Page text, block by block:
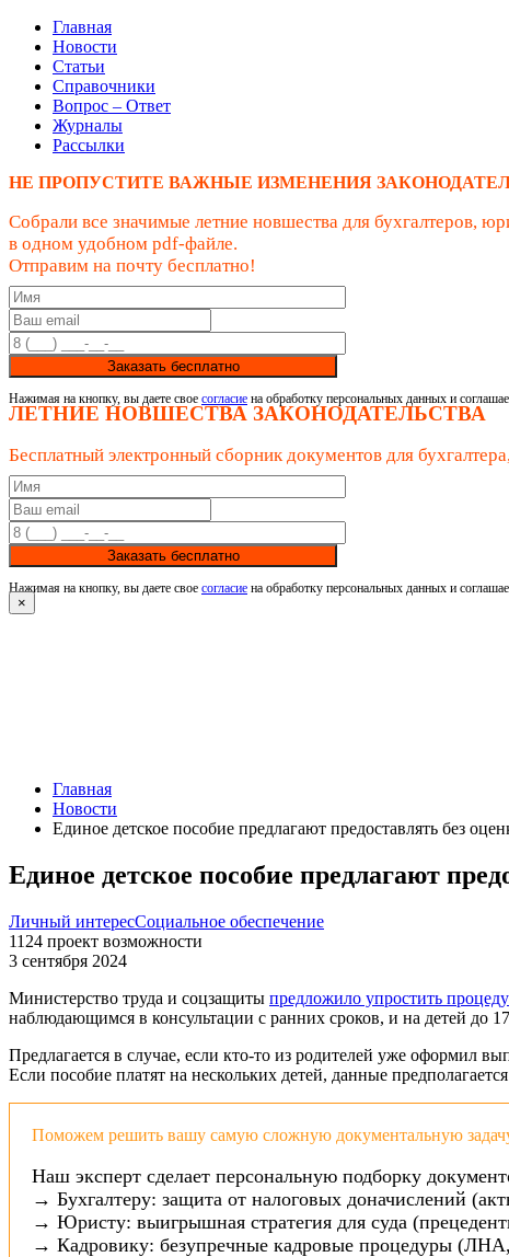
Главная
Новости
Статьи
Справочники
Вопрос – Ответ
Журналы
Рассылки
НЕ ПРОПУСТИТЕ ВАЖНЫЕ ИЗМЕНЕНИЯ
Собрали все значимые летние новшества для бухгалтеров,
в одном удобном pdf-файле.
Отправим на почту бесплатно!
Заказать бесплатно
Нажимая на кнопку, вы даете свое согласие на обработку персональных данных и
ЛЕТНИЕ НОВШЕСТВА ЗАКОНОДАТЕЛЬСТВА
Бесплатный электронный сборник документов для
Заказать бесплатно
Нажимая на кнопку, вы даете свое согласие на обработку персональных данных и
×
Главная
Новости
Единое детское пособие предлагают предоставлять без
Единое детское пособие предлагают
Личный интересСоциальное обеспечение
1124 проект возможности
3 сентября 2024
Министерство труда и соцзащиты предложило упростить
наблюдающимся в консультации с ранних сроков, и на детей до
Предлагается в случае, если кто-то из родителей уже оформил
Если пособие платят на нескольких детей, данные
Поможем решить вашу самую сложную документальную
Наш эксперт сделает персональную подборку
→ Бухгалтеру: защита от налоговых доначислений
→ Юристу: выигрышная стратегия для суда
→ Кадровику: безупречные кадровые процедуры